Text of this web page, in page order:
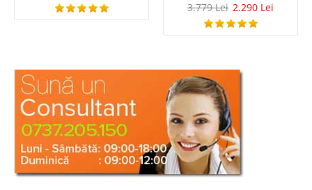
3.779 Lei 2.290 Lei